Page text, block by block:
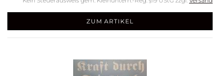
ZUM ARTIKEL